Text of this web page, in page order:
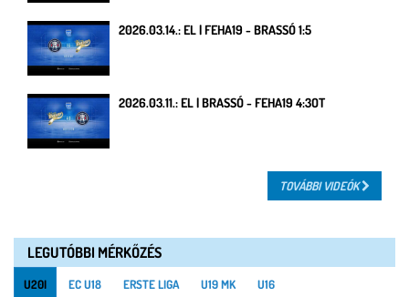
2026.03.14.: EL | FEHA19 - BRASSÓ 1:5
2026.03.11.: EL | BRASSÓ - FEHA19 4:3OT
TOVÁBBI VIDEÓK
LEGUTÓBBI MÉRKŐZÉS
U20I EC U18 ERSTE LIGA U19 MK U16